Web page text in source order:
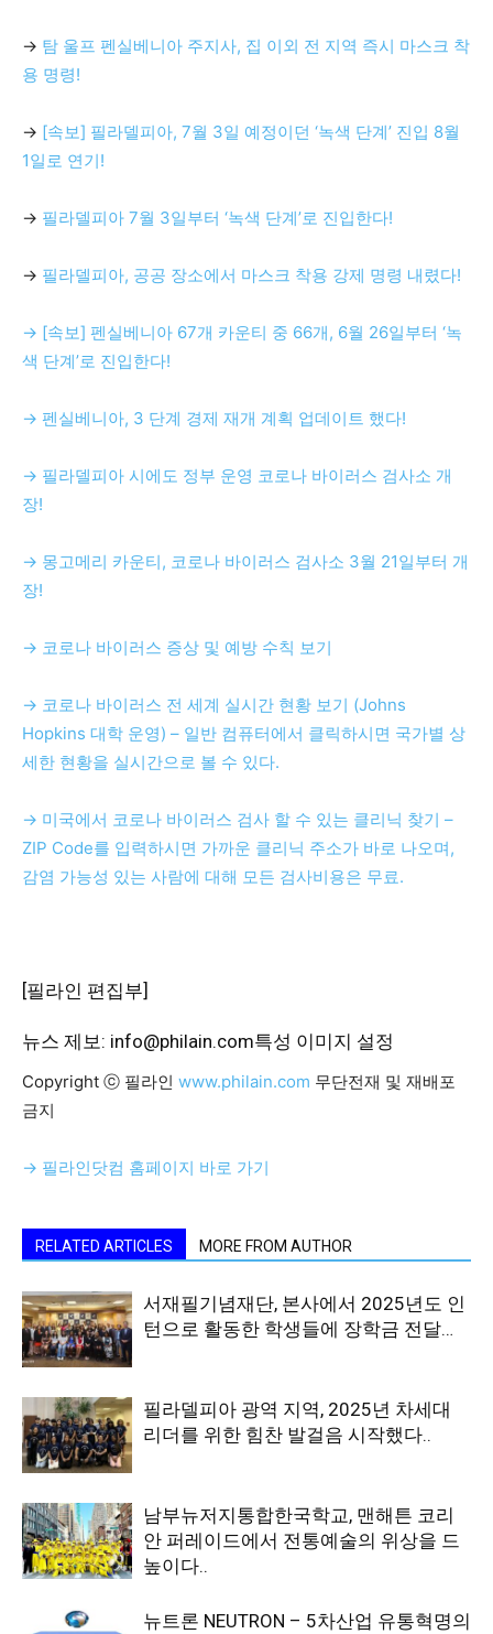
→ 탐 울프 펜실베니아 주지사, 집 이외 전 지역 즉시 마스크 착
용 명령!
→ [속보] 필라델피아, 7월 3일 예정이던 ‘녹색 단계’ 진입 8월
1일로 연기!
→ 필라델피아 7월 3일부터 ‘녹색 단계’로 진입한다!
→ 필라델피아, 공공 장소에서 마스크 착용 강제 명령 내렸다!
→ [속보] 펜실베니아 67개 카운티 중 66개, 6월 26일부터 ‘녹
색 단계’로 진입한다!
→ 펜실베니아, 3 단계 경제 재개 계획 업데이트 했다!
→ 필라델피아 시에도 정부 운영 코로나 바이러스 검사소 개
장!
→ 몽고메리 카운티, 코로나 바이러스 검사소 3월 21일부터 개
장!
→ 코로나 바이러스 증상 및 예방 수칙 보기
→ 코로나 바이러스 전 세계 실시간 현황 보기 (Johns
Hopkins 대학 운영) – 일반 컴퓨터에서 클릭하시면 국가별 상
세한 현황을 실시간으로 볼 수 있다.
→ 미국에서 코로나 바이러스 검사 할 수 있는 클리닉 찾기 –
ZIP Code를 입력하시면 가까운 클리닉 주소가 바로 나오며,
감염 가능성 있는 사람에 대해 모든 검사비용은 무료.
[필라인 편집부]
뉴스 제보: info@philain.com특성 이미지 설정
Copyright ⓒ 필라인 www.philain.com 무단전재 및 재배포
금지
→ 필라인닷컴 홈페이지 바로 가기
RELATED ARTICLES MORE FROM AUTHOR
서재필기념재단, 본사에서 2025년도 인
턴으로 활동한 학생들에 장학금 전달…
필라델피아 광역 지역, 2025년 차세대
리더를 위한 힘찬 발걸음 시작했다..
남부뉴저지통합한국학교, 맨해튼 코리
안 퍼레이드에서 전통예술의 위상을 드
높이다..
뉴트론 NEUTRON – 5차산업 유통혁명의